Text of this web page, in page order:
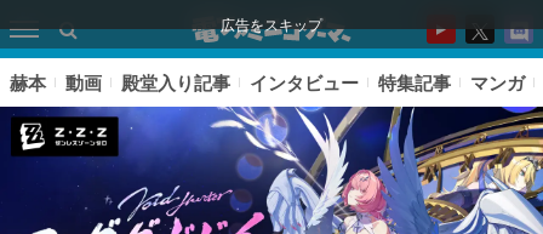
広告をスキップ
赫本 動画 殿堂入り記事 インタビュー 特集記事 マンガ